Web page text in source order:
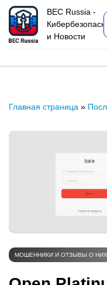
BEC Russia -
и Новости
Главная страница »
МОШЕННИКИ И ОТЗЫВЫ О НИХ